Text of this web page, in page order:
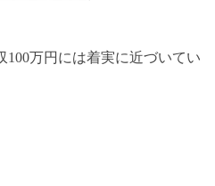
万円には着実に近づいてい